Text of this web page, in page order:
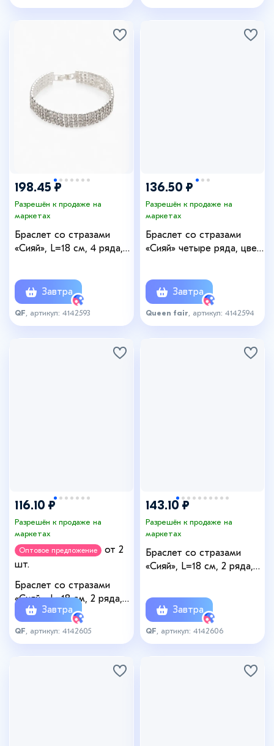
198.45 ₽
Разрешён к продаже на
маркетах
Браслет со стразами
«Сияй», L=18 см, 4 ряда,
Завтра
QF , артикул: 4142593
136.50 ₽
Разрешён к продаже на
маркетах
Браслет со стразами
«Сияй» четыре ряда, цвет
Завтра
Queen fair , артикул: 4142594
116.10 ₽
Разрешён к продаже на
маркетах
Оптовое предложение
от 2
шт.
Браслет со стразами
«Сияй», L=18 см, 2 ряда,
белый в серебре
Завтра
QF , артикул: 4142605
143.10 ₽
Разрешён к продаже на
маркетах
Браслет со стразами
«Сияй», L=18 см, 2 ряда,
Завтра
QF , артикул: 4142606